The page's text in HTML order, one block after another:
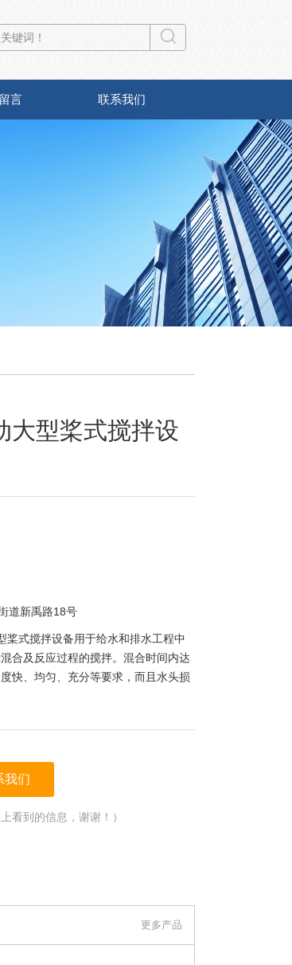
言 联系我们
大型桨式搅拌设
道新禹路18号
桨式搅拌设备用于给水和排水工程中
合及反应过程的搅拌。混合时间内达
快、均匀、充分等要求，而且水头损
我们
看到的信息，谢谢！）
更多产品